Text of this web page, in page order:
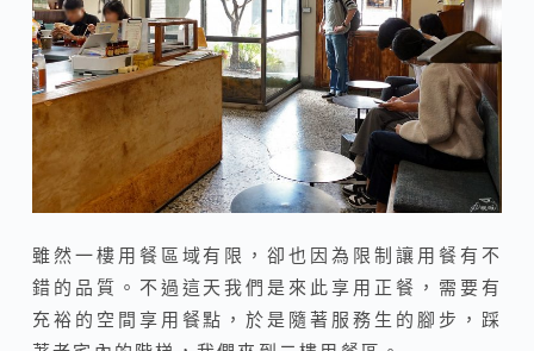
雖然一樓用餐區域有限，卻也因為限制讓用餐有不
錯的品質。不過這天我們是來此享用正餐，需要有
充裕的空間享用餐點，於是隨著服務生的腳步，踩